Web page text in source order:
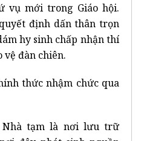
vụ mới trong Giáo hội.
định dấn thân trọn
hy sinh chấp nhận thí
vệ đàn chiên.
thức nhậm chức qua
Nhà tạm là nơi lưu trữ